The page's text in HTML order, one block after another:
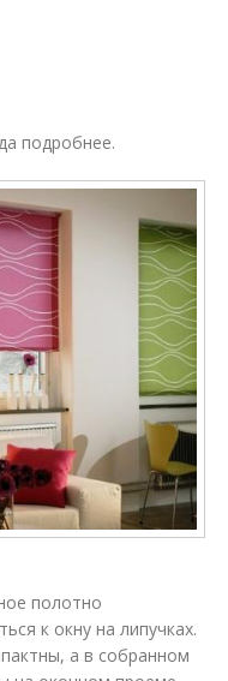
подробнее.
полотно
к окну на липучках.
а в собранном